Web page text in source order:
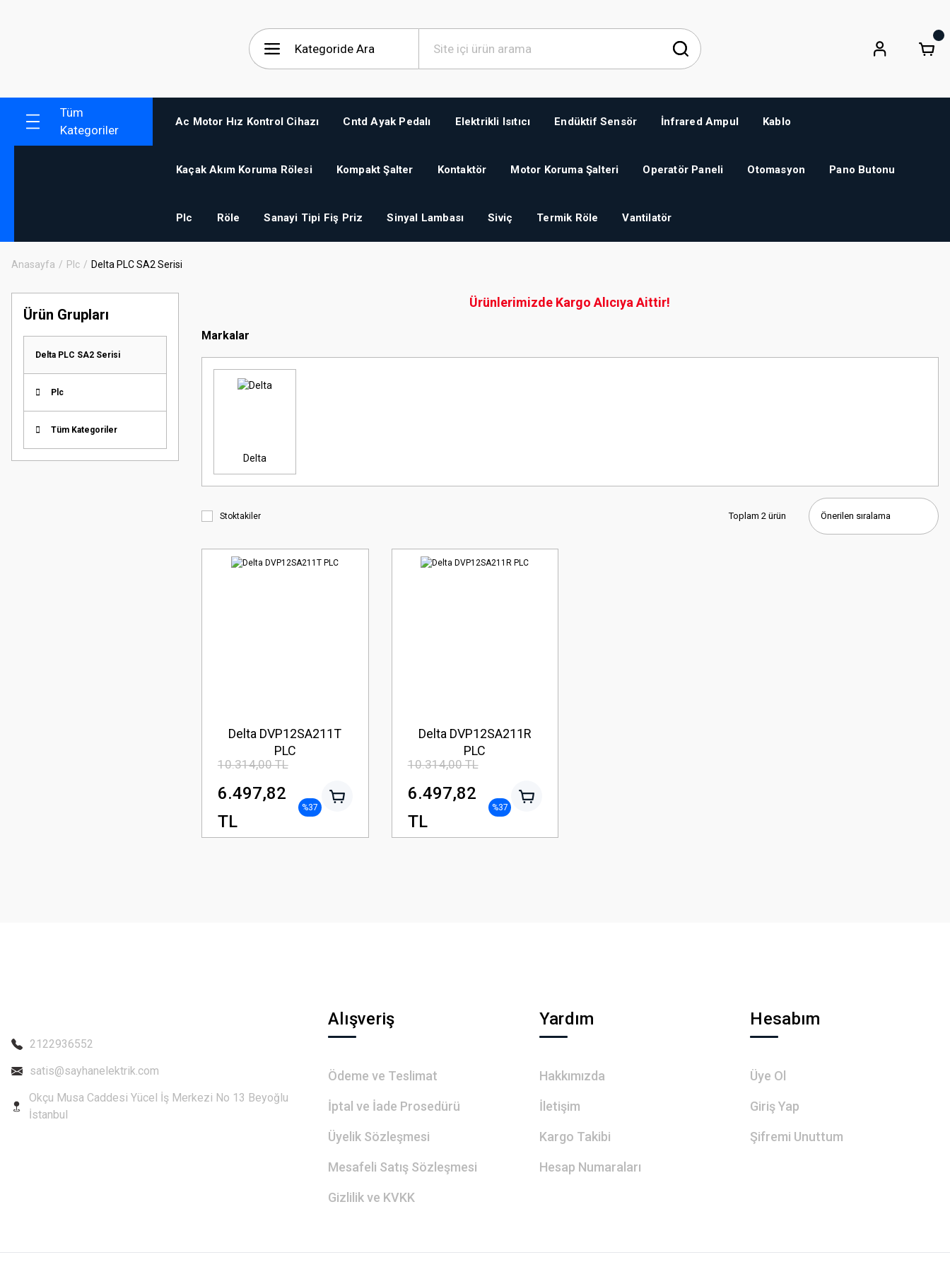
Tüm
Kategoriler
Ac Motor Hız Kontrol Cihazı Cntd Ayak Pedalı Elektrikli Isıtıcı Endüktif Sensör İnfrared Ampul Kablo
Kaçak Akım Koruma Rölesi Kompakt Şalter Kontaktör Motor Koruma Şalteri Operatör Paneli Otomasyon Pano Butonu
Plc Röle Sanayi Tipi Fiş Priz Sinyal Lambası Siviç Termik Röle Vantilatör
Anasayfa Plc Delta PLC SA2 Serisi
Ürün Grupları
Delta PLC SA2 Serisi
Plc
Tüm Kategoriler
Ürünlerimizde Kargo Alıcıya Aittir!
Markalar
Delta
Stoktakiler Toplam 2 ürün
Delta DVP12SA211T
PLC
10.314,00 TL
6.497,82
TL
%37
Delta DVP12SA211R
PLC
10.314,00 TL
6.497,82
TL
%37
2122936552
satis@sayhanelektrik.com
Okçu Musa Caddesi Yücel İş Merkezi No 13 Beyoğlu
İstanbul
Alışveriş
Ödeme ve Teslimat
İptal ve İade Prosedürü
Üyelik Sözleşmesi
Mesafeli Satış Sözleşmesi
Gizlilik ve KVKK
Yardım
Hakkımızda
İletişim
Kargo Takibi
Hesap Numaraları
Hesabım
Üye Ol
Giriş Yap
Şifremi Unuttum